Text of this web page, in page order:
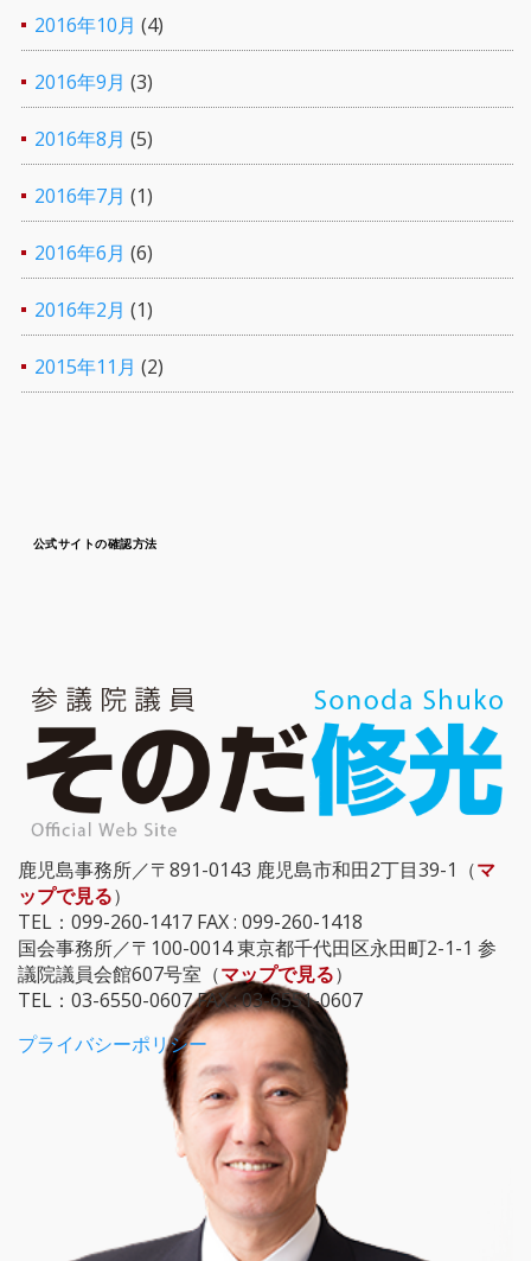
2016年10月 (4)
2016年9月 (3)
2016年8月 (5)
2016年7月 (1)
2016年6月 (6)
2016年2月 (1)
2015年11月 (2)
公式サイトの確認方法
鹿児島事務所／〒891-0143 鹿児島市和田2丁目39-1（マ
ップで見る）
TEL：099-260-1417 FAX : 099-260-1418
国会事務所／〒100-0014 東京都千代田区永田町2-1-1 参
議院議員会館607号室（マップで見る）
TEL：03-6550-0607 FAX : 03-6551-0607
プライバシーポリシー